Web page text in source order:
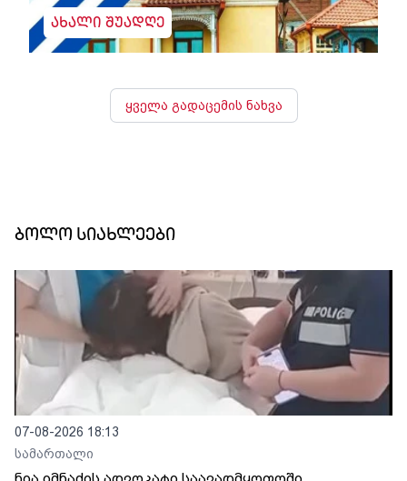
ახალი შუადღე
ყველა გადაცემის ნახვა
ბოლო სიახლეები
07-08-2026 18:13
სამართალი